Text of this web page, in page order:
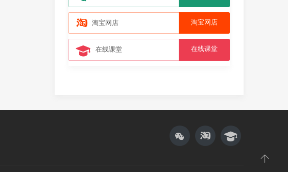
淘宝网店 淘宝网店
在线课堂 在线课堂